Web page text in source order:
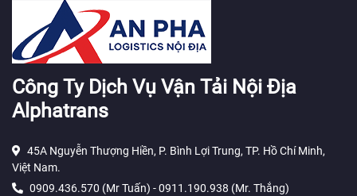
Công Ty Dịch Vụ Vận Tải Nội Địa
Alphatrans
45A Nguyễn Thượng Hiền, P. Bình Lợi Trung, TP. Hồ Chí Minh,
Việt Nam.
0909.436.570 (Mr Tuấn) - 0911.190.938 (Mr. Thắng)